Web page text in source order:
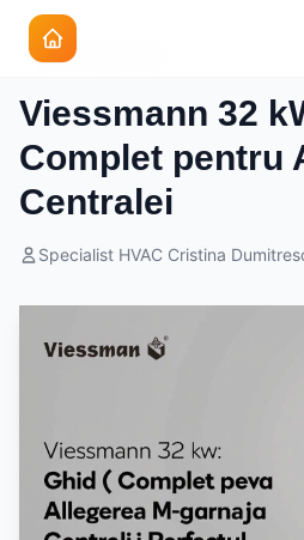
Centrale Termice
Viessmann 32
Complet pentru
Centralei
Specialist HVAC Cristina